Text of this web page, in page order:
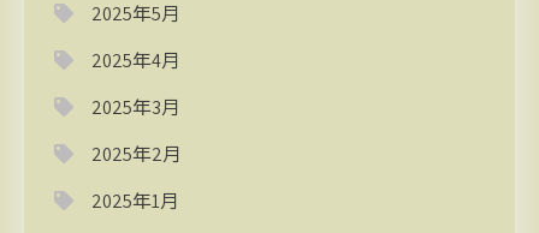
2025年5月
2025年4月
2025年3月
2025年2月
2025年1月